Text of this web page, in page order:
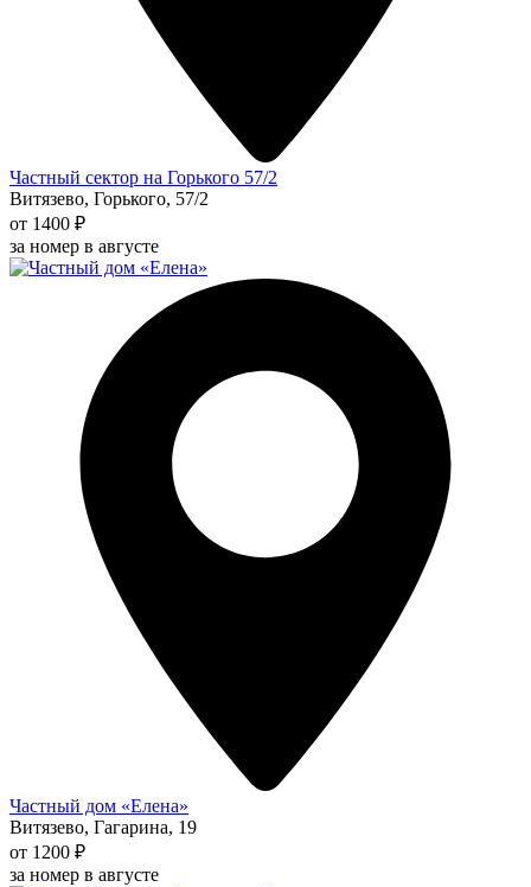
Частный сектор на Горького 57/2
Витязево, Горького, 57/2
от 1400 ₽
за номер в августе
Частный дом «Елена»
Витязево, Гагарина, 19
от 1200 ₽
за номер в августе